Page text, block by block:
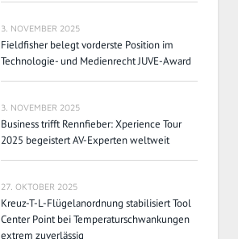
3. NOVEMBER 2025
Fieldfisher belegt vorderste Position im
Technologie- und Medienrecht JUVE-Award
3. NOVEMBER 2025
Business trifft Rennfieber: Xperience Tour
2025 begeistert AV-Experten weltweit
27. OKTOBER 2025
Kreuz-T-L-Flügelanordnung stabilisiert Tool
Center Point bei Temperaturschwankungen
extrem zuverlässig